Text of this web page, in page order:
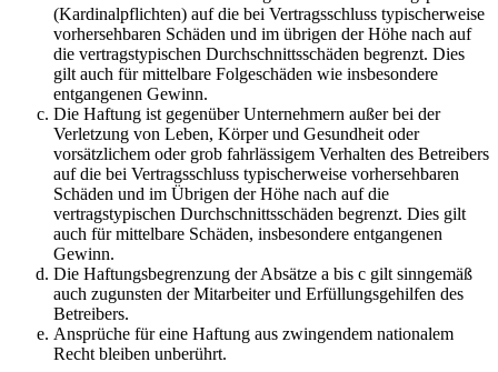
(Kardinalpflichten) auf die bei Vertragsschluss typischerweise
vorhersehbaren Schäden und im übrigen der Höhe nach auf
die vertragstypischen Durchschnittsschäden begrenzt. Dies
gilt auch für mittelbare Folgeschäden wie insbesondere
entgangenen Gewinn.
Die Haftung ist gegenüber Unternehmern außer bei der
Verletzung von Leben, Körper und Gesundheit oder
vorsätzlichem oder grob fahrlässigem Verhalten des Betreibers
auf die bei Vertragsschluss typischerweise vorhersehbaren
Schäden und im Übrigen der Höhe nach auf die
vertragstypischen Durchschnittsschäden begrenzt. Dies gilt
auch für mittelbare Schäden, insbesondere entgangenen
Gewinn.
Die Haftungsbegrenzung der Absätze a bis c gilt sinngemäß
auch zugunsten der Mitarbeiter und Erfüllungsgehilfen des
Betreibers.
Ansprüche für eine Haftung aus zwingendem nationalem
Recht bleiben unberührt.